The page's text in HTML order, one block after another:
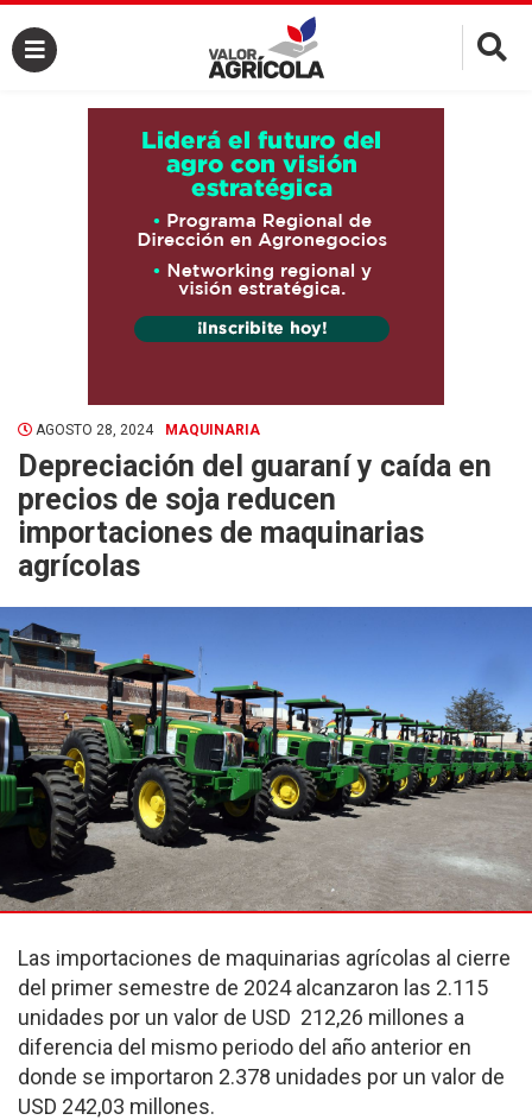
×
AGOSTO 28, 2024 MAQUINARIA
Depreciación del guaraní y caída en
precios de soja reducen
importaciones de maquinarias
agrícolas
Las importaciones de maquinarias agrícolas al cierre
del primer semestre de 2024 alcanzaron las 2.115
unidades por un valor de USD 212,26 millones a
diferencia del mismo periodo del año anterior en
donde se importaron 2.378 unidades por un valor de
USD 242,03 millones.